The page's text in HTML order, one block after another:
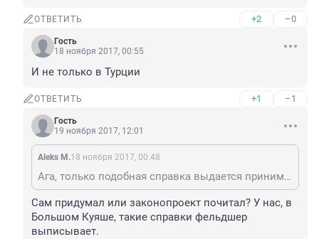
ОТВЕТИТЬ +2 –0
Гость
18 ноября 2017, 00:55
И не только в Турции
ОТВЕТИТЬ +1 –1
Гость
19 ноября 2017, 12:01
Aleks M.18 ноября 2017, 00:48
Ага, только подобная справка выдается принимающей стороной и цена её будет сопоставима со стоимостью самого перелета (а то и выше).
Сам придумал или законопроект почитал? У нас, в
Большом Куяше, такие справки фельдшер
выписывает.